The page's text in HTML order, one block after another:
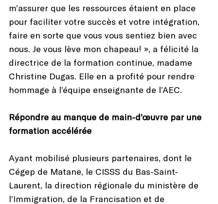
m’assurer que les ressources étaient en place
pour faciliter votre succès et votre intégration,
faire en sorte que vous vous sentiez bien avec
nous. Je vous lève mon chapeau! », a félicité la
directrice de la formation continue, madame
Christine Dugas. Elle en a profité pour rendre
hommage à l’équipe enseignante de l’AEC.
Répondre au manque de main-d’œuvre par une
formation accélérée
Ayant mobilisé plusieurs partenaires, dont le
Cégep de Matane, le CISSS du Bas-Saint-
Laurent, la direction régionale du ministère de
l’Immigration, de la Francisation et de